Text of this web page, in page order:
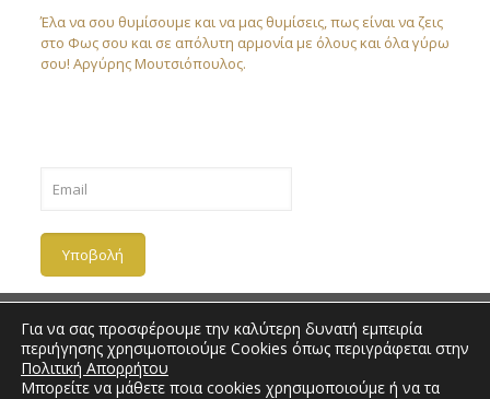
Έλα να σου θυμίσουμε και να μας θυμίσεις, πως είναι να ζεις
στο Φως σου και σε απόλυτη αρμονία με όλους και όλα γύρω
σου! Αργύρης Μουτσιόπουλος.
Copyright 2018 | Love Community | Πολιτική Απορρήτου
Για να σας προσφέρουμε την καλύτερη δυνατή εμπειρία
περιήγησης χρησιμοποιούμε Cookies όπως περιγράφεται στην
Πολιτική Απορρήτου
Μπορείτε να μάθετε ποια cookies χρησιμοποιούμε ή να τα